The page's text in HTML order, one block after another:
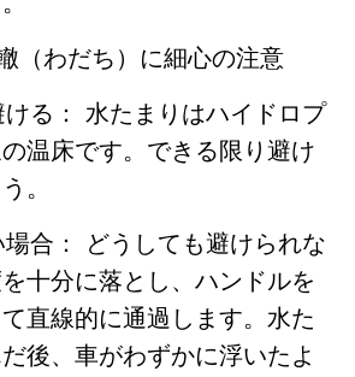
（わだち）に細心の注意
る： 水たまりはハイドロプ
温床です。できる限り避け
。
合： どうしても避けられな
十分に落とし、ハンドルを
直線的に通過します。水た
後、車がわずかに浮いたよ